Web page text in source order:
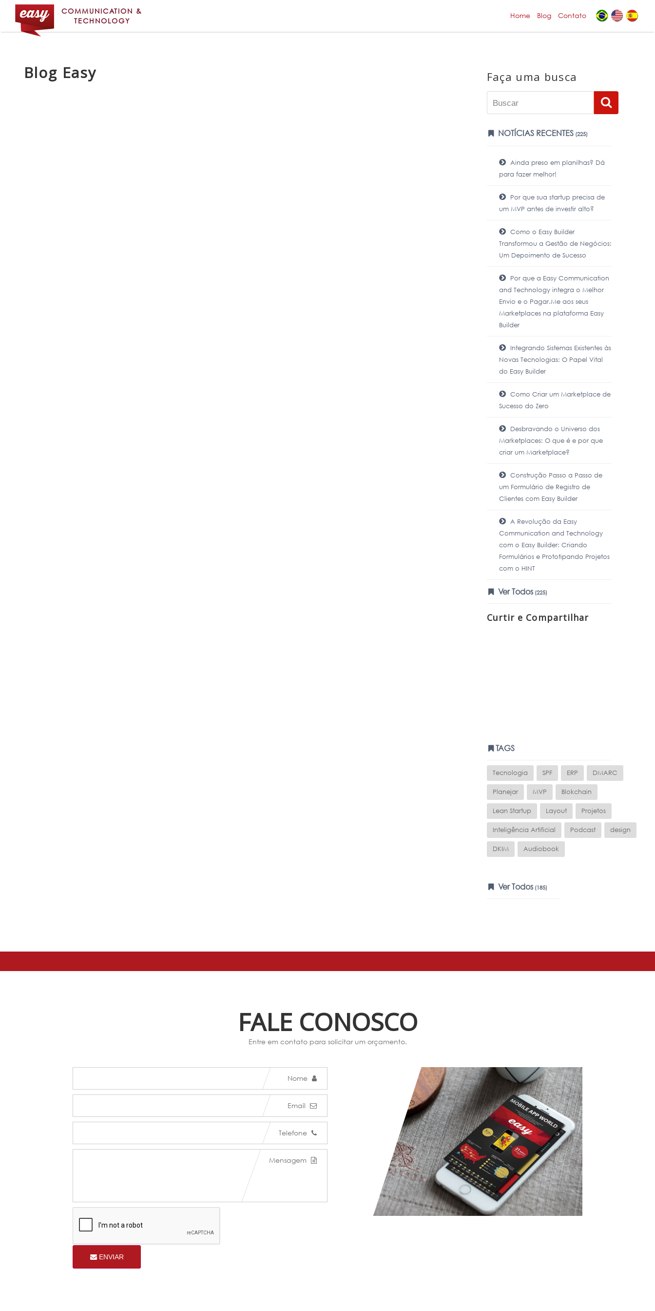
COMMUNICATION &
TECHNOLOGY
Home Blog Contato
Blog Easy Faça uma busca
NOTÍCIAS RECENTES(225)
Ainda preso em planilhas? Dá
para fazer melhor!
Por que sua startup precisa de
um MVP antes de investir alto?
Como o Easy Builder
Transformou a Gestão de Negócios:
Um Depoimento de Sucesso
Por que a Easy Communication
and Technology integra o Melhor
Envio e o Pagar.Me aos seus
Marketplaces na plataforma Easy
Builder
Integrando Sistemas Existentes às
Novas Tecnologias: O Papel Vital
do Easy Builder
Como Criar um Marketplace de
Sucesso do Zero
Desbravando o Universo dos
Marketplaces: O que é e por que
criar um Marketplace?
Construção Passo a Passo de
um Formulário de Registro de
Clientes com Easy Builder
A Revolução da Easy
Communication and Technology
com o Easy Builder: Criando
Formulários e Prototipando Projetos
com o HINT
Ver Todos(225)
Curtir e Compartilhar
TAGS
Tecnologia SPF ERP DMARC
Planejar MVP Blokchain
Lean Startup Layout Projetos
Inteligência Artificial Podcast design
DKIM Audiobook
Ver Todos(185)
FALE CONOSCO
Entre em contato para solicitar um orçamento.
Nome
Email
Telefone
Mensagem
ENVIAR